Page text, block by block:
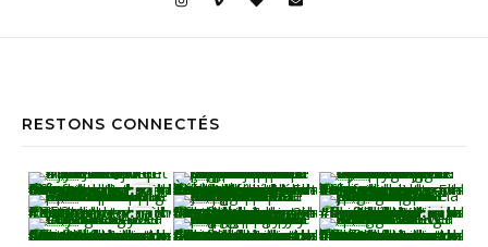
RESTONS CONNECTÉS
Jiufen • Taïwan Comme un air de Miyaz Yehliu Geopark • Taïwan À la découv
Yehliu Geopark • Taïwan Le bonne surp
Teatop Mountain • Taïwan Raison n.352
Suan Sampran • Bangkok C’est un peu
Ancient City • Bangkok Dorure & Grisai
Ancient City • Bangkok Le parc d’Anc • Floating market TGIF ! La bonne nou